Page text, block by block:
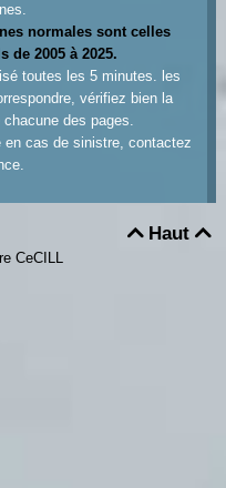
normales sont celles
de 2005 à 2025.
toutes les 5 minutes. les
vérifiez bien la
des pages.
en cas de sinistre, contactez
Haut
CeCILL